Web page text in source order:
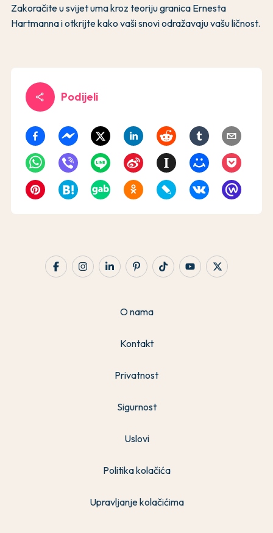
Zakoračite u svijet uma kroz teoriju granica Ernesta
Hartmanna i otkrijte kako vaši snovi odražavaju vašu ličnost.
share Podijeli
O nama
Kontakt
Privatnost
Sigurnost
Uslovi
Politika kolačića
Upravljanje kolačićima